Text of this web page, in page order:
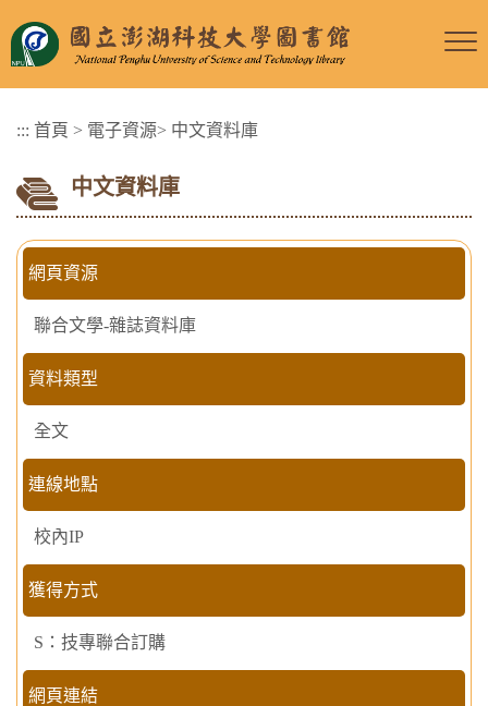
::: 首頁 > 電子資源> 中文資料庫
中文資料庫
網頁資源
聯合文學-雜誌資料庫
資料類型
全文
連線地點
校內IP
獲得方式
S：技專聯合訂購
網頁連結